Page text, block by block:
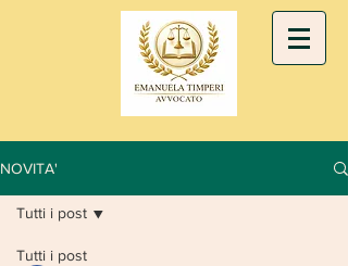
NOVITA'
Tutti i post
Tutti i post